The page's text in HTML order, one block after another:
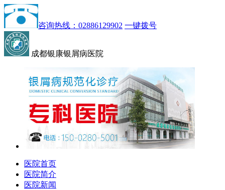
咨询热线：02886129902 一键拨号
成都银康银屑病医院
医院首页
医院简介
医院新闻